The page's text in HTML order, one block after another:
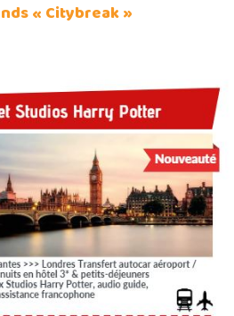
« Citybreak »